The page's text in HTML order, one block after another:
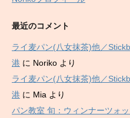
最近のコメント
ライ麦パン(八女抹茶)他／
港 に Noriko より
ライ麦パン(八女抹茶)他／
港 に Mia より
パン教室 旬：ウィンナーツォ